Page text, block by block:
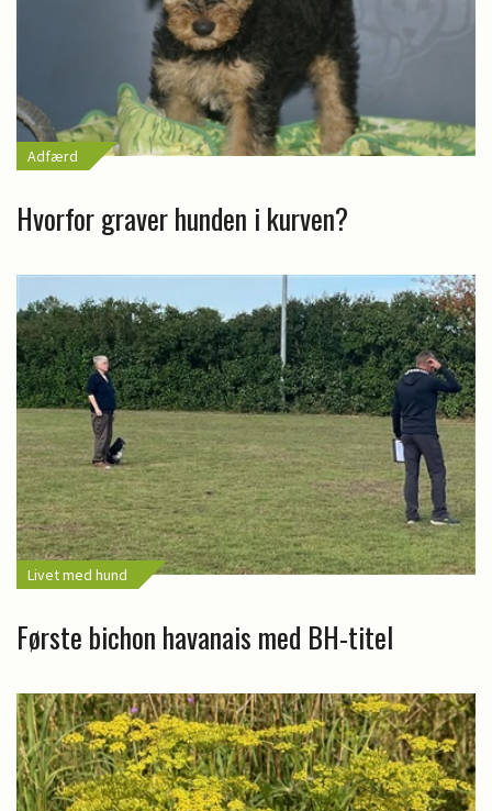
Adfærd
Hvorfor graver hunden i kurven?
Livet med hund
Første bichon havanais med BH-titel